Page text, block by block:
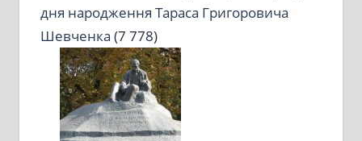
дня народження Тараса Григоровича
Шевченка (7 778)